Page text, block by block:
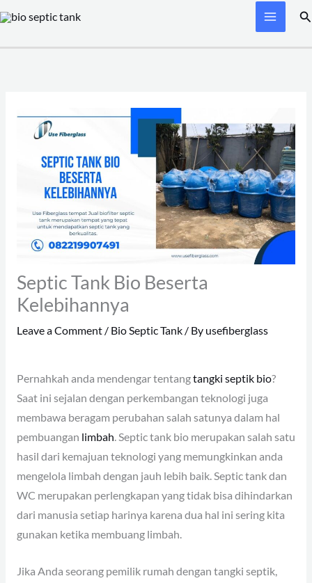
Skip
content
Septic Tank Bio Beserta
Kelebihannya
Leave a Comment / Bio Septic Tank/ By usefiberglass
Pernahkah anda mendengar tentangtangki septik bio?
Saat ini sejalan dengan perkembangan teknologi juga
membawa beragam perubahan salah satunya dalam hal
pembuangan limbah. Septic tank bio merupakan salah satu
hasil dari kemajuan teknologi yang memungkinkan anda
mengelola limbah dengan jauh lebih baik. Septic tank dan
WC merupakan perlengkapan yang tidak bisa dihindarkan
dari manusia setiap harinya karena dua hal ini sering kita
gunakan ketika membuang limbah.
Jika Anda seorang pemilik rumah dengan tangki septik,